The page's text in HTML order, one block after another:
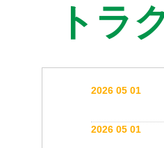
トラ
2026 05 01
2026 05 01